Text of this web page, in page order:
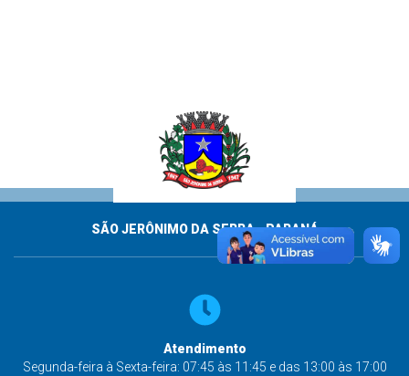
SÃO JERÔNIMO DA SERRA - PARANÁ
Atendimento
Segunda-feira à Sexta-feira: 07:45 às 11:45 e das 13:00 às 17:00